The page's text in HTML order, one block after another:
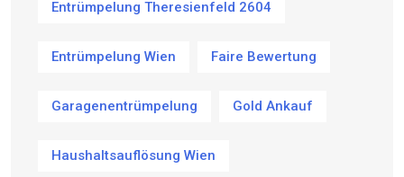
Entrümpelung Theresienfeld 2604
Entrümpelung Wien Faire Bewertung
Garagenentrümpelung Gold Ankauf
Haushaltsauflösung Wien